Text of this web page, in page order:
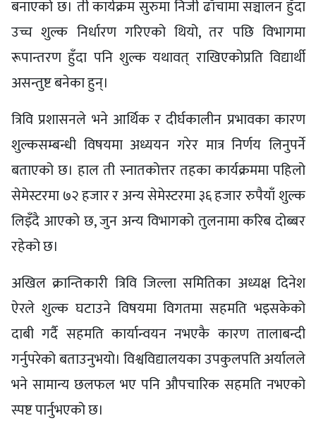
बनाएको छ। ती कार्यक्रम सुरुमा निजी ढाँचामा सञ्चालन हुँदा
उच्च शुल्क निर्धारण गरिएको थियो, तर पछि विभागमा
रूपान्तरण हुँदा पनि शुल्क यथावत् राखिएकोप्रति विद्यार्थी
असन्तुष्ट बनेका हुन्।
त्रिवि प्रशासनले भने आर्थिक र दीर्घकालीन प्रभावका कारण
शुल्कसम्बन्धी विषयमा अध्ययन गरेर मात्र निर्णय लिनुपर्ने
बताएको छ। हाल ती स्नातकोत्तर तहका कार्यक्रममा पहिलो
सेमेस्टरमा ७२ हजार र अन्य सेमेस्टरमा ३६ हजार रुपैयाँ शुल्क
लिइँदै आएको छ, जुन अन्य विभागको तुलनामा करिब दोब्बर
रहेको छ।
अखिल क्रान्तिकारी त्रिवि जिल्ला समितिका अध्यक्ष दिनेश
ऐरले शुल्क घटाउने विषयमा विगतमा सहमति भइसकेको
दाबी गर्दै सहमति कार्यान्वयन नभएकै कारण तालाबन्दी
गर्नुपरेको बताउनुभयो। विश्वविद्यालयका उपकुलपति अर्यालले
भने सामान्य छलफल भए पनि औपचारिक सहमति नभएको
स्पष्ट पार्नुभएको छ।